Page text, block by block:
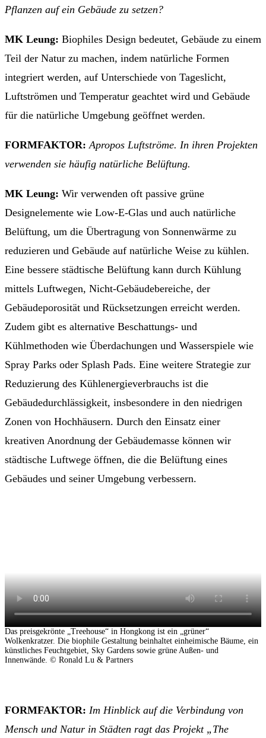
Pflanzen auf ein Gebäude zu setzen?
MK Leung: Biophiles Design bedeutet, Gebäude zu einem
Teil der Natur zu machen, indem natürliche Formen
integriert werden, auf Unterschiede von Tageslicht,
Luftströmen und Temperatur geachtet wird und Gebäude
für die natürliche Umgebung geöffnet werden.
FORMFAKTOR: Apropos Luftströme. In ihren Projekten
verwenden sie häufig natürliche Belüftung.
MK Leung: Wir verwenden oft passive grüne
Designelemente wie Low-E-Glas und auch natürliche
Belüftung, um die Übertragung von Sonnenwärme zu
reduzieren und Gebäude auf natürliche Weise zu kühlen.
Eine bessere städtische Belüftung kann durch Kühlung
mittels Luftwegen, Nicht-Gebäudebereiche, der
Gebäudeporosität und Rücksetzungen erreicht werden.
Zudem gibt es alternative Beschattungs- und
Kühlmethoden wie Überdachungen und Wasserspiele wie
Spray Parks oder Splash Pads. Eine weitere Strategie zur
Reduzierung des Kühlenergieverbrauchs ist die
Gebäudedurchlässigkeit, insbesondere in den niedrigen
Zonen von Hochhäusern. Durch den Einsatz einer
kreativen Anordnung der Gebäudemasse können wir
städtische Luftwege öffnen, die die Belüftung eines
Gebäudes und seiner Umgebung verbessern.
Das preisgekrönte „Treehouse“ in Hongkong ist ein „grüner“
Wolkenkratzer. Die biophile Gestaltung beinhaltet einheimische Bäume, ein
künstliches Feuchtgebiet, Sky Gardens sowie grüne Außen- und
Innenwände. © Ronald Lu & Partners
FORMFAKTOR: Im Hinblick auf die Verbindung von
Mensch und Natur in Städten ragt das Projekt „The